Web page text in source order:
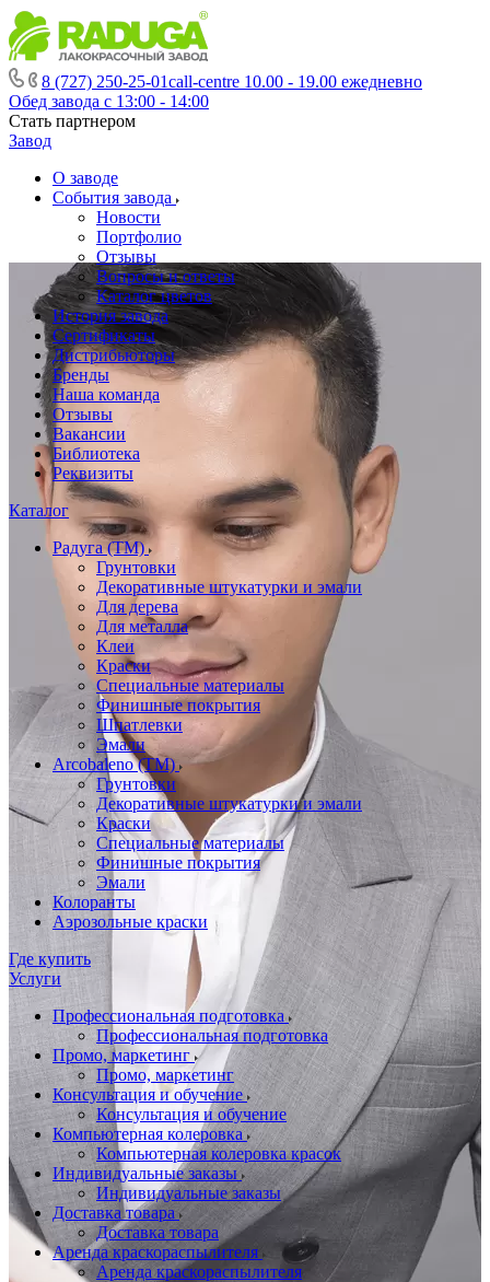
8 (727) 250-25-01call-centre 10.00 - 19.00 ежедневно
Обед завода с 13:00 - 14:00
Стать партнером
Завод
О заводе
События завода
Новости
Портфолио
Отзывы
Вопросы и ответы
Каталог цветов
История завода
Сертификаты
Дистрибьюторы
Бренды
Наша команда
Отзывы
Вакансии
Библиотека
Реквизиты
Каталог
Радуга (ТМ)
Грунтовки
Декоративные штукатурки и эмали
Для дерева
Для металла
Клеи
Краски
Специальные материалы
Финишные покрытия
Шпатлевки
Эмали
Arcobaleno (ТМ)
Грунтовки
Декоративные штукатурки и эмали
Краски
Специальные материалы
Финишные покрытия
Эмали
Колоранты
Аэрозольные краски
Где купить
Услуги
Профессиональная подготовка
Профессиональная подготовка
Промо, маркетинг
Промо, маркетинг
Консультация и обучение
Консультация и обучение
Компьютерная колеровка
Компьютерная колеровка красок
Индивидуальные заказы
Индивидуальные заказы
Доставка товара
Доставка товара
Аренда краскораспылителя
Аренда краскораспылителя